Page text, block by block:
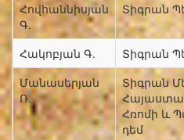
Հովհաննիսյան
Գ.
Տիգրան
Հակոբյան Գ. Տիգրան
Մանասերյան
Ռ.
Տիգրան
Հռոմի և
դեմ